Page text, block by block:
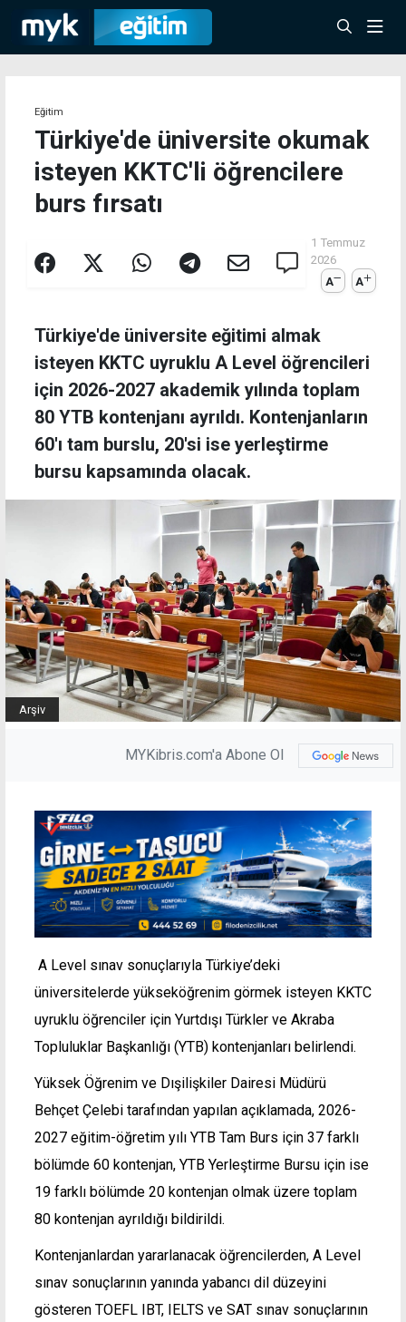
Eğitim
Türkiye'de üniversite okumak
isteyen KKTC'li öğrencilere
burs fırsatı
1 Temmuz
2026
A
A
Türkiye'de üniversite eğitimi almak
isteyen KKTC uyruklu A Level öğrencileri
için 2026-2027 akademik yılında toplam
80 YTB kontenjanı ayrıldı. Kontenjanların
60'ı tam burslu, 20'si ise yerleştirme
bursu kapsamında olacak.
Arşiv
MYKibris.com'a Abone Ol
A Level sınav sonuçlarıyla Türkiye’deki
üniversitelerde yükseköğrenim görmek isteyen KKTC
uyruklu öğrenciler için Yurtdışı Türkler ve Akraba
Topluluklar Başkanlığı (YTB) kontenjanları belirlendi.
Yüksek Öğrenim ve Dışilişkiler Dairesi Müdürü
Behçet Çelebi tarafından yapılan açıklamada, 2026-
2027 eğitim-öğretim yılı YTB Tam Burs için 37 farklı
bölümde 60 kontenjan, YTB Yerleştirme Bursu için ise
19 farklı bölümde 20 kontenjan olmak üzere toplam
80 kontenjan ayrıldığı bildirildi.
Kontenjanlardan yararlanacak öğrencilerden, A Level
sınav sonuçlarının yanında yabancı dil düzeyini
gösteren TOEFL IBT, IELTS ve SAT sınav sonuçlarının